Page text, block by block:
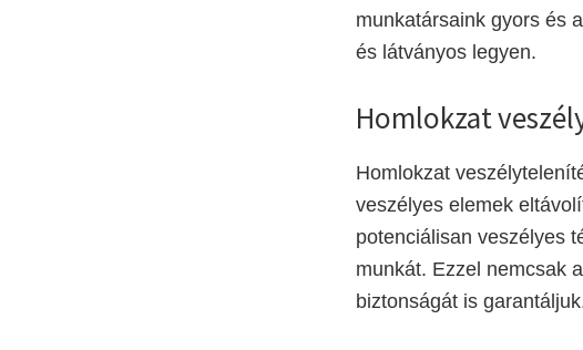
munkatársaink gyors és
és látványos legyen.
Homlokzat
Homlokzat
veszélyes elemek
potenciálisan veszélyes
munkát. Ezzel nemcsak
biztonságát is